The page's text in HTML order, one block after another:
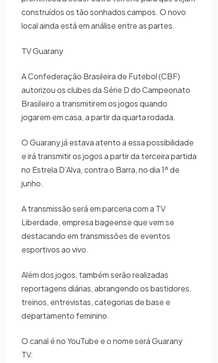
construídos os tão sonhados campos. O novo
local ainda está em análise entre as partes.
TV Guarany
A Confederação Brasileira de Futebol (CBF)
autorizou os clubes da Série D do Campeonato
Brasileiro a transmitirem os jogos quando
jogarem em casa, a partir da quarta rodada.
O Guarany já estava atento a essa possibilidade
e irá transmitir os jogos a partir da terceira partida
no Estrela D’Alva, contra o Barra, no dia 1º de
junho.
A transmissão será em parceria com a TV
Liberdade, empresa bageense que vem se
destacando em transmissões de eventos
esportivos ao vivo.
Além dos jogos, também serão realizadas
reportagens diárias, abrangendo os bastidores,
treinos, entrevistas, categorias de base e
departamento feminino.
O canal é no YouTube e o nome será Guarany
TV.